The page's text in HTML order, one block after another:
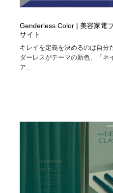
Genderless Color | 美容家電
サイト
キレイを定義を決めるのは自分
ダーレスがテーマの新色、「ネ
ア...